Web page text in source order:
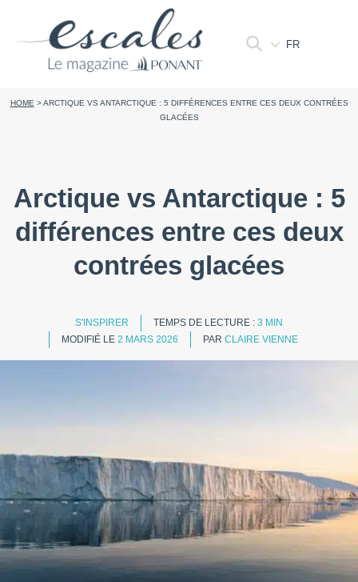
FR
HOME >ARCTIQUE VS ANTARCTIQUE : 5 DIFFÉRENCES ENTRE CES DEUX CONTRÉES
GLACÉES
Arctique vs Antarctique : 5
différences entre ces deux
contrées glacées
S'INSPIRER TEMPS DE LECTURE : 3 MIN
MODIFIÉ LE 2 MARS 2026 PAR CLAIRE VIENNE